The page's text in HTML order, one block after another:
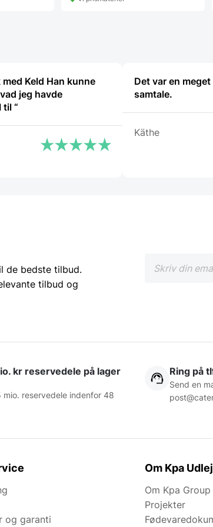
med Keld Han kunne
jeg havde
spørgsmål til “
Det var en
samtale.
Käthe
de bedste tilbud.
tilbud og
kr reservedele på lager
mio. reservedele indenfor 48
Ring på
Send en
og garanti
Om Kpa
Om Kpa Group
Projekter